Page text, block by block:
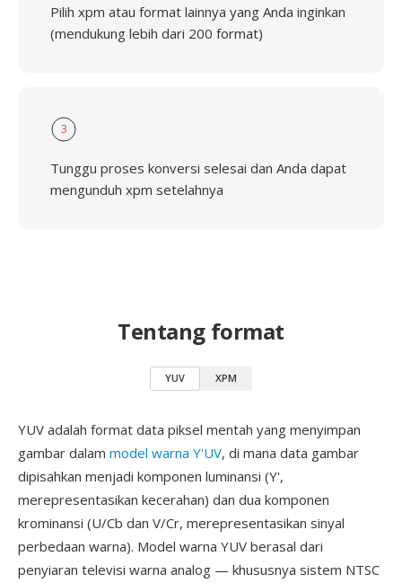
Pilih xpm atau format lainnya yang Anda inginkan
(mendukung lebih dari 200 format)
3
Tunggu proses konversi selesai dan Anda dapat
mengunduh xpm setelahnya
Tentang format
YUV XPM
YUV adalah format data piksel mentah yang menyimpan
gambar dalam model warna Y'UV, di mana data gambar
dipisahkan menjadi komponen luminansi (Y',
merepresentasikan kecerahan) dan dua komponen
krominansi (U/Cb dan V/Cr, merepresentasikan sinyal
perbedaan warna). Model warna YUV berasal dari
penyiaran televisi warna analog — khususnya sistem NTSC